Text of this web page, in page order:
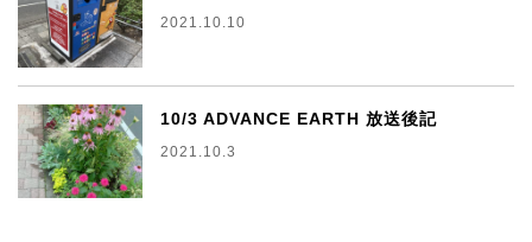
2021.10.10
10/3 ADVANCE EARTH 放送後記
2021.10.3